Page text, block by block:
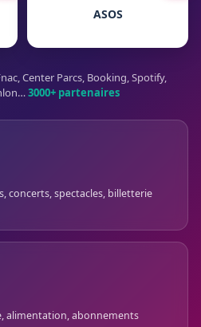
ASOS
Center Parcs, Booking, Spotify,
3000+ partenaires
concerts, spectacles, billetterie
alimentation, abonnements